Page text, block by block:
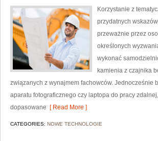
Korzystanie z
przydatnych
przeważnie przez
określonych
wykonać
kamienia z czajnika
związanych z wynajmem fachowców.
aparatu fotograficznego czy laptopa do pracy
dopasowane [ Read More ]
CATEGORIES: NOWE TECHNOLOGIE